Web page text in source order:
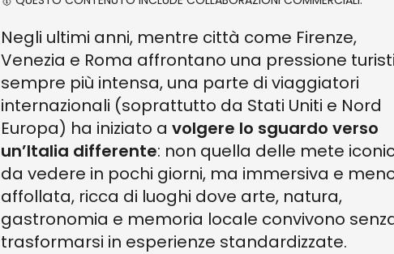
Negli ultimi anni, mentre città come Firenze,
Venezia e Roma affrontano una pressione
sempre più intensa, una parte di viaggiatori
internazionali (soprattutto da Stati Uniti e Nord
Europa) ha iniziato a volgere lo sguardo verso
un’Italia differente: non quella delle mete
da vedere in pochi giorni, ma immersiva e
affollata, ricca di luoghi dove arte, natura,
gastronomia e memoria locale convivono
trasformarsi in esperienze standardizzate.